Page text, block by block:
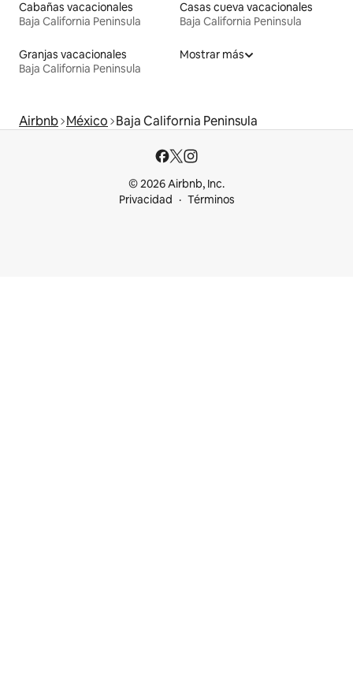
Cabañas vacacionales
Baja California Peninsula
Casas cueva vacacionales
Baja California Peninsula
Granjas vacacionales
Baja California Peninsula
Mostrar más
Airbnb México Baja California Peninsula
© 2026 Airbnb, Inc.
Privacidad
Términos